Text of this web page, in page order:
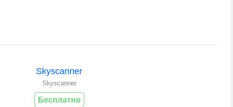
Skyscanner
Skyscanner
Бесплатно